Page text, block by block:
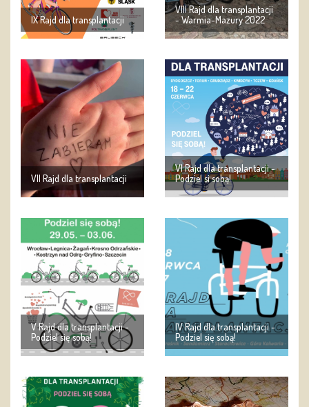
IX Rajd dla transplantacji
VIII Rajd dla transplantacji
- Warmia-Mazury 2022
VII Rajd dla transplantacji
VI Rajd dla transplantacji -
Podziel si sobą!
V Rajd dla transplantacji -
Podziel się sobą!
IV Rajd dla transplantacji -
Podziel się sobą!